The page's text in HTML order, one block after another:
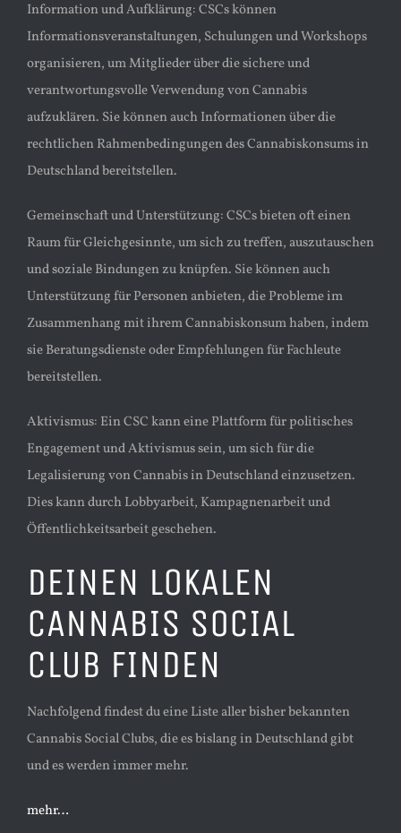
Information und Aufklärung: CSCs können
Informationsveranstaltungen, Schulungen und Workshops
organisieren, um Mitglieder über die sichere und
verantwortungsvolle Verwendung von Cannabis
aufzuklären. Sie können auch Informationen über die
rechtlichen Rahmenbedingungen des Cannabiskonsums in
Deutschland bereitstellen.
Gemeinschaft und Unterstützung: CSCs bieten oft einen
Raum für Gleichgesinnte, um sich zu treffen, auszutauschen
und soziale Bindungen zu knüpfen. Sie können auch
Unterstützung für Personen anbieten, die Probleme im
Zusammenhang mit ihrem Cannabiskonsum haben, indem
sie Beratungsdienste oder Empfehlungen für Fachleute
bereitstellen.
Aktivismus: Ein CSC kann eine Plattform für politisches
Engagement und Aktivismus sein, um sich für die
Legalisierung von Cannabis in Deutschland einzusetzen.
Dies kann durch Lobbyarbeit, Kampagnenarbeit und
Öffentlichkeitsarbeit geschehen.
DEINEN LOKALEN
CANNABIS SOCIAL
CLUB FINDEN
Nachfolgend findest du eine Liste aller bisher bekannten
Cannabis Social Clubs, die es bislang in Deutschland gibt
und es werden immer mehr.
mehr…